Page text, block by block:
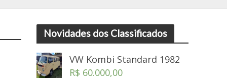
Novidades dos Classificados
VW Kombi Standard 1982
R$ 60.000,00